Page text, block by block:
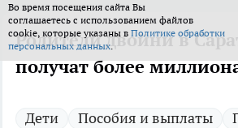
Во время посещения сайта Вы
соглашаетесь с использованием файлов
cookie, которые указаны в Политике обработки
персональных данных.
Родители двойни в
получат более
Дети Пособия и выплаты